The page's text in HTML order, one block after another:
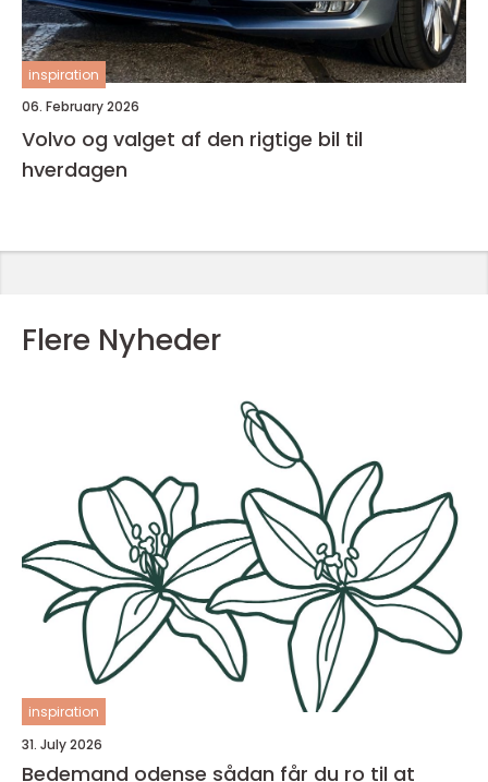
inspiration
06. February 2026
Volvo og valget af den rigtige bil til
hverdagen
Flere Nyheder
inspiration
31. July 2026
Bedemand odense sådan får du ro til at